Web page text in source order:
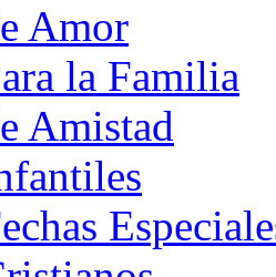
Amor
la Familia
Amistad